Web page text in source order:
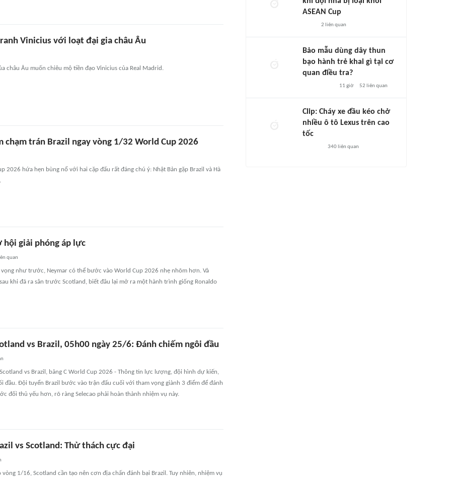
Vinicius với loạt đại gia châu Âu
châu Âu muốn chiêu mộ tiền đạo Vinicius của Real Madrid.
chạm trán Brazil ngay vòng 1/32 World Cup 2026
2026 hứa hẹn bùng nổ với hai cặp đấu rất đáng chú ý: Nhật Bản gặp Brazil và Hà
hội giải phóng áp lực
quan
như trước, Neymar có thể bước vào World Cup 2026 nhẹ nhõm hơn. Và
khi đã ra sân trước Scotland, biết đâu lại mở ra một hành trình giống Ronaldo
vs Brazil, 05h00 ngày 25/6: Đánh chiếm ngôi đầu
vs Brazil, bảng C World Cup 2026 - Thông tin lực lượng, đội hình dự kiến,
đầu. Đội tuyển Brazil bước vào trận đấu cuối với tham vọng giành 3 điểm để đánh
đối thủ yếu hơn, rõ ràng Selecao phải hoàn thành nhiệm vụ này.
vs Scotland: Thử thách cực đại
vòng 1/16, Scotland cần tạo nên cơn địa chấn đánh bại Brazil. Tuy nhiên, nhiệm vụ
ASEAN Cup
2 liên quan
Bảo mẫu dùng dây thun
bạo hành trẻ khai gì tại cơ
quan điều tra?
11 giờ 52 liên quan
Clip: Cháy xe đầu kéo chở
nhiều ô tô Lexus trên cao
tốc
340liên quan